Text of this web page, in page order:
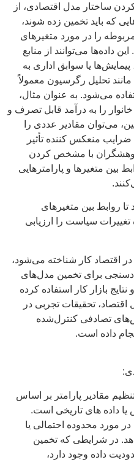
ساختار مدل اقتصادی، از
که باید تخمین زده شوند،
را در مورد متغیرهای
داده‌ها می‌توانند از منابع
یا سوابق اداری به
تحلیل رگرسیون معمولاً
می‌شود. به عنوان مثال،
را به درآمد قابل تصرف و
می‌توان مقادیر عددی را
ضرایب منعکس کننده تأثیر
با مشخص کردن
بین متغیرها و پارامترهایی
تا روابط بین متغیرهای
تغییرات سیاست را ارزیابی
اقتصاد کار شناخته می‌شود،
برای تخمین مدل‌های
بازار کار استفاده کرده
اقتصاد، تحقیقات تجربی در
تصادفی‌ کنترل‌شده
مقادیر پارامتر بر اساس
داده های تاریخی است.
مورد محدوده احتمالی یا
در شرایطی که تخمین
داده وجود دارد،